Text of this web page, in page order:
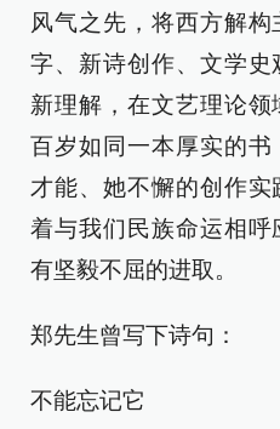
风气之先，将西方解
字、新诗创作、文学
新理解，在文艺理论
百岁如同一本厚实的
才能、她不懈的创作
着与我们民族命运相
有坚毅不屈的进取。
郑先生曾写下诗句：
不能忘记它